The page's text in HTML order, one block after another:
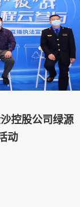
控股公司绿源
动